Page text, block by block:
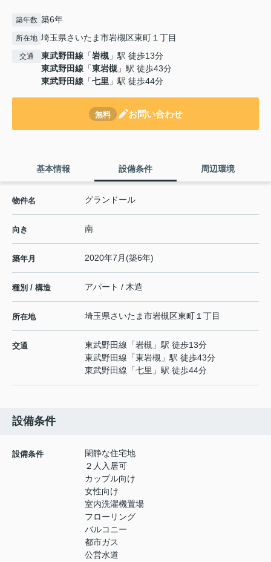
築年数 築6年
所在地 埼玉県さいたま市岩槻区東町１丁目
交通 東武野田線 「岩槻 」駅 徒歩13分
東武野田線 「東岩槻 」駅 徒歩43分
東武野田線 「七里 」駅 徒歩44分
無料 お問い合わせ
基本情報 設備条件 周辺環境
物件名 グランドール
向き 南
築年月 2020年7月(築6年)
種別 / 構造 アパート / 木造
所在地 埼玉県さいたま市岩槻区東町１丁目
交通 東武野田線 「岩槻 」駅 徒歩13分
東武野田線 「東岩槻 」駅 徒歩43分
東武野田線 「七里 」駅 徒歩44分
設備条件
設備条件
閑静な住宅地
２人入居可
カップル向け
女性向け
室内洗濯機置場
フローリング
バルコニー
都市ガス
公営水道